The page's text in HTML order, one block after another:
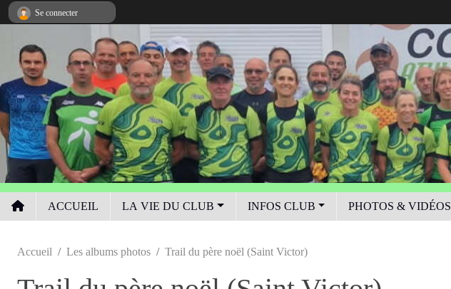
ACCUEIL LA VIE DU CLUB INFOS CLUB PHOTOS & VIDÉOS
Accueil Les albums photos Trail du père noël (Saint Victor)
Se connecter
Panneau de gestion des cookies